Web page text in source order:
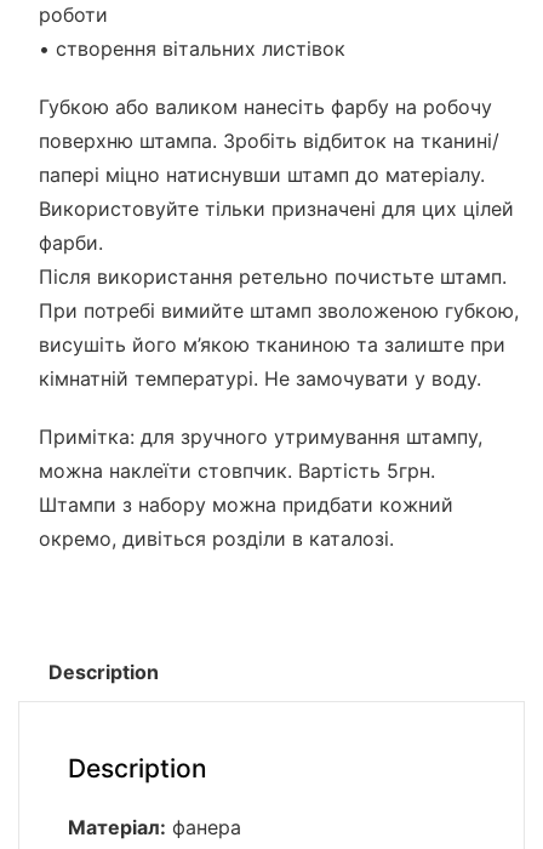
роботи
• створення вітальних листівок
Губкою або валиком нанесіть фарбу на робочу
поверхню штампа. Зробіть відбиток на тканині/
папері міцно натиснувши штамп до матеріалу.
Використовуйте тільки призначені для цих цілей
фарби.
Після використання ретельно почистьте штамп.
При потребі вимийте штамп зволоженою губкою,
висушіть його м’якою тканиною та залиште при
кімнатній температурі. Не замочувати у воду.
Примітка: для зручного утримування штампу,
можна наклеїти стовпчик. Вартість 5грн.
Штампи з набору можна придбати кожний
окремо, дивіться розділи в каталозі.
Description
Description
Матеріал: фанера